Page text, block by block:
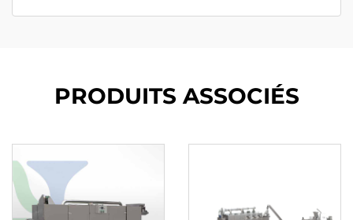
PRODUITS ASSOCIÉS